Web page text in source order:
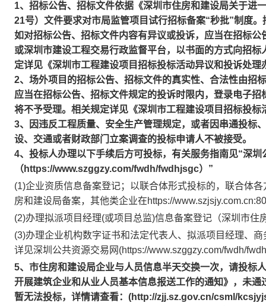
1、招标公告、招标文件依据《深圳市住房和建设局关于进
21号）文件要求对市局监管项目试行招标备案“秒批”制度
如对招标公告、招标文件内容有异议或投诉，应当在招标
或深圳市建设工程交易行政监督平台，以书面的方式向招
定详见《深圳市工程建设项目招标投标活动异议和投诉处理
2、场外项目的招标公告、招标文件的真实性、合法性由招
应当在招标公告、招标文件规定的投诉时限内，登录电子
将不予受理。相关规定详见《深圳市工程建设项目招标投标
3、因违反工程质量、安全生产管理规定，或者因串通投标
设、交通或者财政部门立案调查的投标申请人不被接受。
4、投标人办理以下手续后方可投标，有关服务指南见“深圳
（https://www.szggzy.com/fwdh/fwdhjsgc）”
(1)企业资质信息备案登记；以联合体形式投标的，联合体
房和建设局备案，其他类企业在https://
(2)办理拟派项目经理(或项目总监)信息备案登记（深圳市住
(3)办理企业机构数字证书和法定代表人、拟派项目经理、
详见深圳公共资源交易网(https://www.szggzy.com/fwdh/
5、市住房和建设局企业与人员信息半天交换一次，请投标
开展建筑企业和从业人员基本信息报送工作的通知》，未
暂无法投标，详情请查看：(http://zjj.sz.gov.cn/csml/